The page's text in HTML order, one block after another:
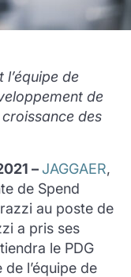
de
de
des
–JAGGAER,
de Spend
au poste de
a pris ses
le PDG
l’équipe de